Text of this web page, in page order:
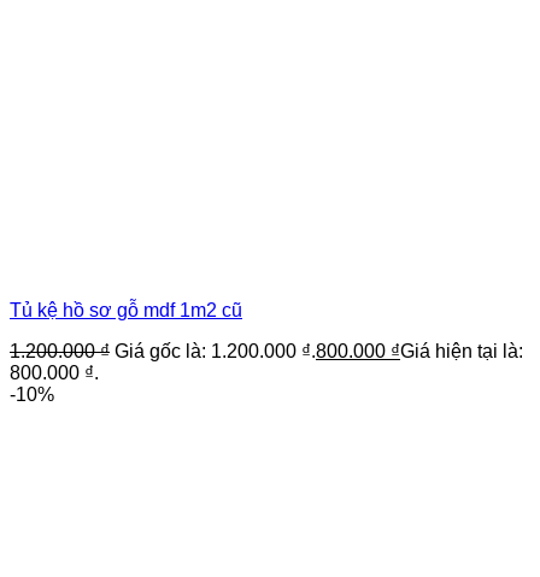
Tủ kệ hồ sơ gỗ mdf 1m2 cũ
1.200.000₫ Giá gốc là: 1.200.000 ₫.800.000 ₫Giá hiện tại là:
800.000 ₫.
-10%